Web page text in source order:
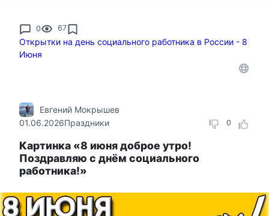
0 67
Открытки на день социального работника в России - 8
Июня
0
Евгений Мокрышев
01.06.2026Праздники
Картинка «8 июня доброе утро!
Поздравляю с днём социального
работника!»